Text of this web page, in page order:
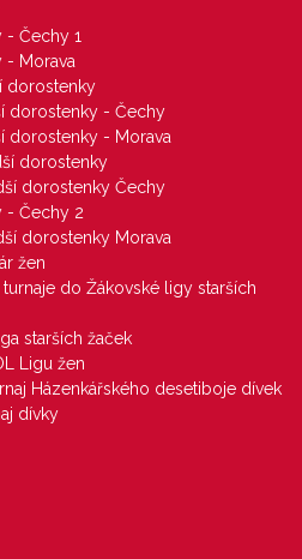
- Čechy 1
- Morava
dorostenky
dorostenky - Čechy
dorostenky - Morava
dorostenky
dorostenky Čechy
- Čechy 2
dorostenky Morava
žen
turnaje do Žákovské ligy starších
starších žaček
Ligu žen
Házenkářského desetiboje dívek
dívky